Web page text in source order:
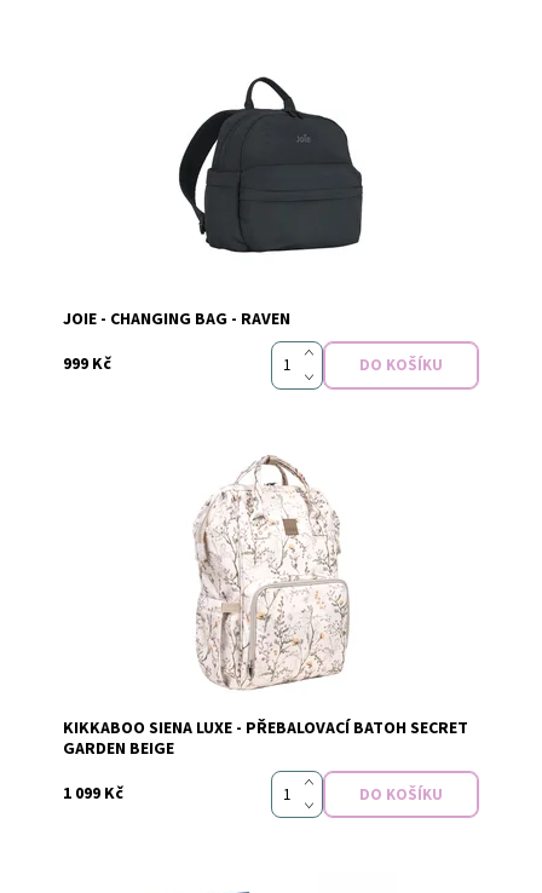
Skladem
JOIE - CHANGING BAG - RAVEN
999 Kč
Skladem
KIKKABOO SIENA LUXE - PŘEBALOVACÍ BATOH SECRET
GARDEN BEIGE
1 099 Kč